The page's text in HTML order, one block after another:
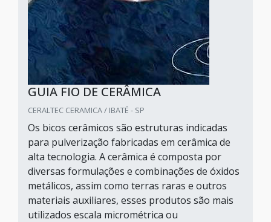
GUIA FIO DE CERÂMICA
CERALTEC CERAMICA / IBATÉ - SP
Os bicos cerâmicos são estruturas indicadas
para pulverização fabricadas em cerâmica de
alta tecnologia. A cerâmica é composta por
diversas formulações e combinações de óxidos
metálicos, assim como terras raras e outros
materiais auxiliares, esses produtos são mais
utilizados escala micrométrica ou